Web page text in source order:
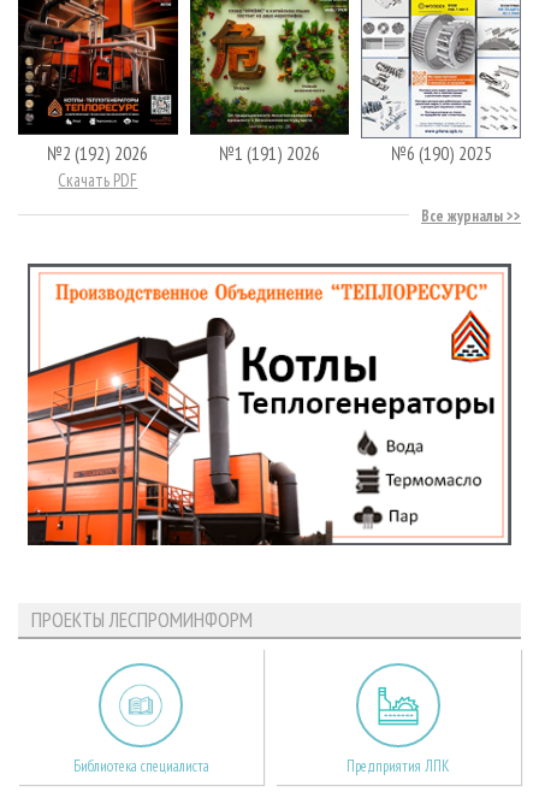
№2 (192) 2026
Скачать PDF
№1 (191) 2026 №6 (190) 2025
Все журналы
ПРОЕКТЫ ЛЕСПРОМИНФОРМ
Библиотека специалиста Предприятия ЛПК